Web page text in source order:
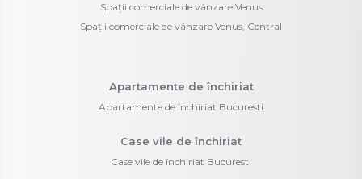
Spații comerciale de vânzare Venus
Spații comerciale de vânzare Venus, Central
Apartamente de închiriat
Apartamente de închiriat Bucuresti
Case vile de închiriat
Case vile de închiriat Bucuresti